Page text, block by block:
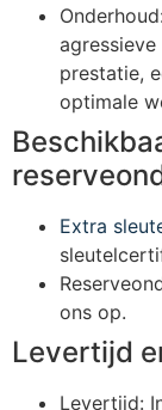
prestatie,
optimale
Extra
ons op.
Levertijd
Levertijd: